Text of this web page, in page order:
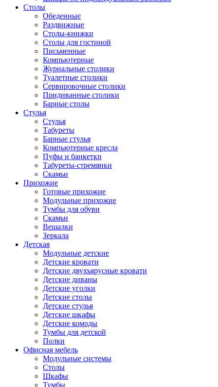
Столы
Обеденные
Раздвижные
Столы-книжки
Столы для гостиной
Письменные
Компьютерные
Журнальные столики
Туалетные столики
Сервировочные столики
Придиванные столики
Барные столы
Стулья
Стулья
Табуреты
Барные стулья
Компьютерные кресла
Пуфы и банкетки
Табуреты-стремянки
Скамьи
Прихожие
Готовые прихожие
Модульные прихожие
Тумбы для обуви
Скамьи
Вешалки
Зеркала
Детская
Модульные детские
Детские кровати
Детские двухъярусные кровати
Детские диваны
Детские уголки
Детские столы
Детские стулья
Детские шкафы
Детские комоды
Тумбы для детской
Полки
Офисная мебель
Модульные системы
Столы
Шкафы
Тумбы